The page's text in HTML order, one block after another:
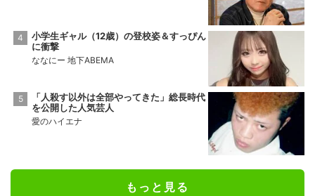
小学生ギャル（12歳）の登校姿＆すっぴん
に衝撃
ななにー 地下ABEMA
「人殺す以外は全部やってきた」総長時代
を公開した人気芸人
愛のハイエナ
もっと見る